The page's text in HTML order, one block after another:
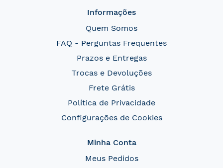
Informações
Quem Somos
FAQ - Perguntas Frequentes
Prazos e Entregas
Trocas e Devoluções
Frete Grátis
Política de Privacidade
Configurações de Cookies
Minha Conta
Meus Pedidos